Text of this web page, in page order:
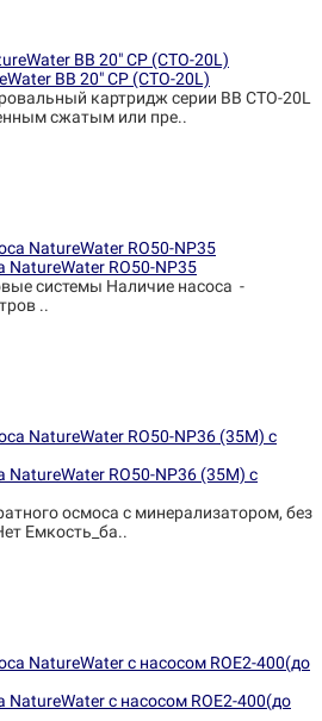
BB 20" CP (CTO-20L)
картридж серии BB CTO-20L
сжатым или пре..
NatureWater RO50-NP35
системы Наличие насоса -
..
NatureWater RO50-NP36 (35М) с
осмоса с минерализатором, без
Емкость_ба..
NatureWater с насосом ROE2-400(до